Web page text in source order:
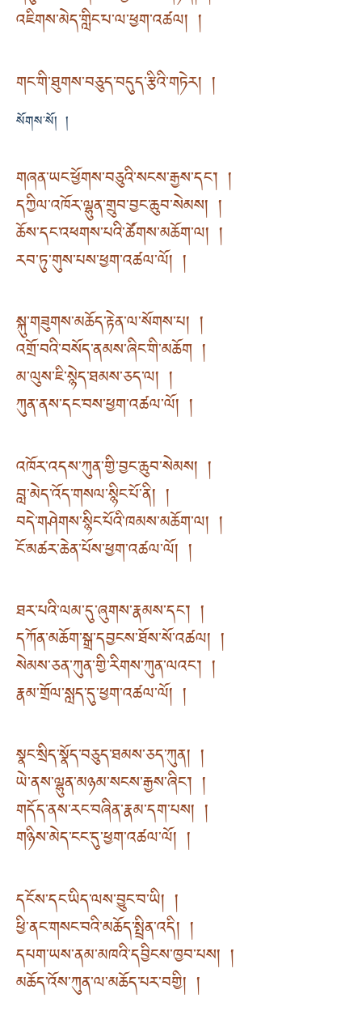
འཇིགས་མེད་གླིང་པ་ལ་ཕྱག་འཚལ། །
གང་གི་ཐུགས་བཅུད་བདུད་རྩིའི་གཏེར། །
སོགས་སོ། །
གཞན་ཡང་ཕྱོགས་བཅུའི་སངས་རྒྱས་དང༌། །
དཀྱིལ་འཁོར་ལྷུན་གྲུབ་བྱང་ཆུབ་སེམས། །
ཆོས་དང་འཕགས་པའི་ཚོགས་མཆོག་ལ། །
རབ་ཏུ་གུས་པས་ཕྱག་འཚལ་ལོ། །
སྐུ་གཟུགས་མཆོད་རྟེན་ལ་སོགས་པ། །
འགྲོ་བའི་བསོད་ནམས་ཞིང་གི་མཆོག །
མ་ལུས་ཇི་སྙེད་ཐམས་ཅད་ལ། །
ཀུན་ནས་དང་བས་ཕྱག་འཚལ་ལོ། །
འཁོར་འདས་ཀུན་གྱི་བྱང་ཆུབ་སེམས། །
བླ་མེད་འོད་གསལ་སྙིང་པོ་ནི། །
བདེ་གཤེགས་སྙིང་པོའི་ཁམས་མཆོག་ལ། །
ངོ་མཚར་ཆེན་པོས་ཕྱག་འཚལ་ལོ། །
ཐར་པའི་ལམ་དུ་ཞུགས་རྣམས་དང༌། །
དཀོན་མཆོག་སྒྲ་དབྱངས་ཐོས་སོ་འཚལ། །
སེམས་ཅན་ཀུན་གྱི་རིགས་ཀུན་ལའང༌། །
རྣམ་གྲོལ་སླད་དུ་ཕྱག་འཚལ་ལོ། །
སྣང་སྲིད་སྣོད་བཅུད་ཐམས་ཅད་ཀུན། །
ཡེ་ནས་ལྷུན་མཉམ་སངས་རྒྱས་ཞིང༌། །
གདོད་ནས་རང་བཞིན་རྣམ་དག་པས། །
གཉིས་མེད་ངང་དུ་ཕྱག་འཚལ་ལོ། །
དངོས་དང་ཡིད་ལས་བྱུང་བ་ཡི། །
ཕྱི་ནང་གསང་བའི་མཆོད་སྤྲིན་འདི། །
དཔག་ཡས་ནམ་མཁའི་དབྱིངས་ཁྱབ་པས། །
མཆོད་འོས་ཀུན་ལ་མཆོད་པར་བགྱི། །